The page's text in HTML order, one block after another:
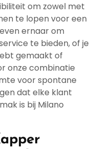
om zowel met
te lopen voor een
ernaar om
te bieden, of je
gemaakt of
onze combinatie
voor spontane
dat elke klant
is bij Milano